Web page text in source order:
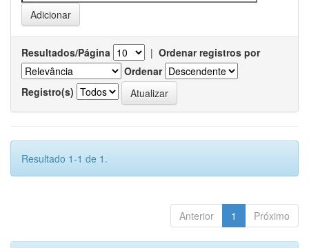
Resultados/Página | Ordenar registros por
Ordenar
Registro(s)
Resultado 1-1 de 1.
Anterior 1 Próximo